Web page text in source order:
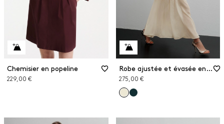
Chemisier en popeline
229,00 €
Robe ajustée et évasée en georgette
275,00 €